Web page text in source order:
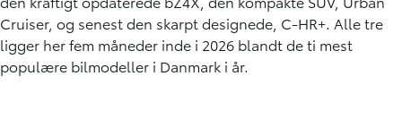
Cruiser, og senest den skarpt designede, C-HR+. Alle tre
ligger her fem måneder inde i 2026 blandt de ti mest
populære bilmodeller i Danmark i år.